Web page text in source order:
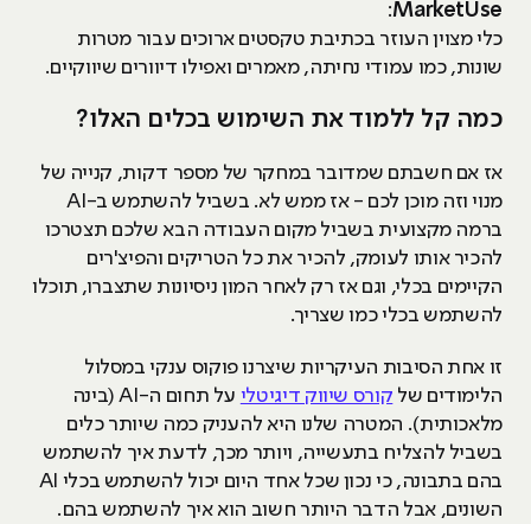
MarketUse
:
כלי מצוין העוזר בכתיבת טקסטים ארוכים עבור מטרות
שונות, כמו עמודי נחיתה, מאמרים ואפילו דיוורים שיווקיים.
כמה קל ללמוד את השימוש בכלים האלו?
אז אם חשבתם שמדובר במחקר של מספר דקות, קנייה של
מנוי וזה מוכן לכם - אז ממש לא. בשביל להשתמש ב-AI
ברמה מקצועית בשביל מקום העבודה הבא שלכם תצטרכו
להכיר אותו לעומק, להכיר את כל הטריקים והפיצ'רים
הקיימים בכלי, וגם אז רק לאחר המון ניסיונות שתצברו, תוכלו
להשתמש בכלי כמו שצריך.
זו אחת הסיבות העיקריות שיצרנו פוקוס ענקי במסלול
הלימודים של קורס שיווק דיגיטלי
על תחום ה-AI (בינה
מלאכותית). המטרה שלנו היא להעניק כמה שיותר כלים
בשביל להצליח בתעשייה, ויותר מכך, לדעת איך להשתמש
בהם בתבונה, כי נכון שכל אחד היום יכול להשתמש בכלי AI
השונים, אבל הדבר היותר חשוב הוא איך להשתמש בהם.